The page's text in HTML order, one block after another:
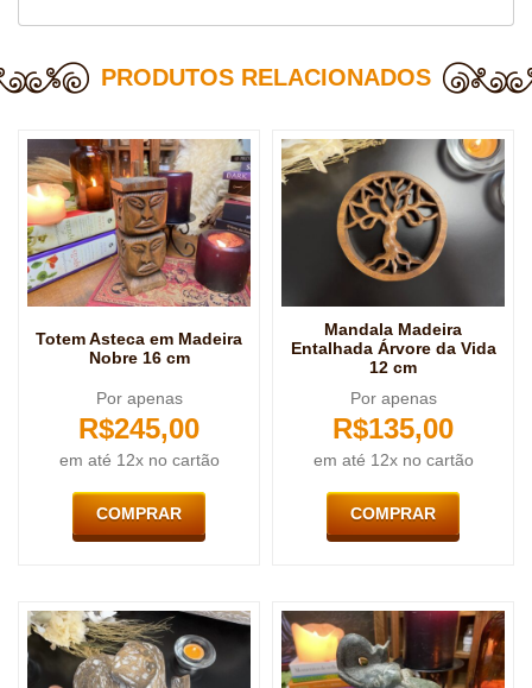
PRODUTOS RELACIONADOS
Totem Asteca em Madeira
Nobre 16 cm
Por apenas
R$245,00
em até 12x no cartão
COMPRAR
Mandala Madeira
Entalhada Árvore da Vida
12 cm
Por apenas
R$135,00
em até 12x no cartão
COMPRAR